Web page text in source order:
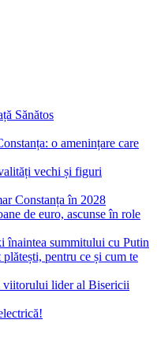
Sănătos
o amenințare care
vechi și figuri
Constanța în 2028
de euro, ascunse în role
înaintea summitului cu Putin
pentru ce și cum te
viitorului lider al Bisericii